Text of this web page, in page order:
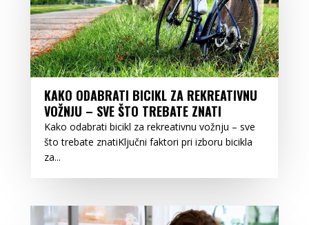
KAKO ODABRATI BICIKL ZA REKREATIVNU
VOŽNJU – SVE ŠTO TREBATE ZNATI
Kako odabrati bicikl za rekreativnu vožnju – sve
što trebate znatiKljučni faktori pri izboru bicikla
za...